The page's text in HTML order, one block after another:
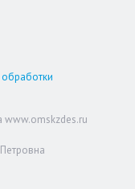
www.omskzdes.ru